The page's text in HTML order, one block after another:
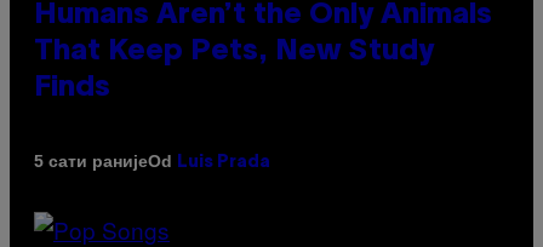
Humans Aren’t the Only Animals
That Keep Pets, New Study
Finds
5 сати ранијеOd Luis Prada